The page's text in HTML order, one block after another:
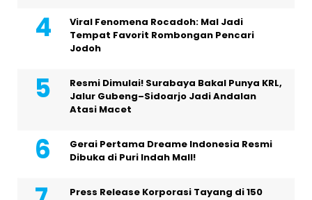
Viral Fenomena Rocadoh: Mal Jadi
Tempat Favorit Rombongan Pencari
Jodoh
Resmi Dimulai! Surabaya Bakal Punya KRL,
Jalur Gubeng–Sidoarjo Jadi Andalan
Atasi Macet
Gerai Pertama Dreame Indonesia Resmi
Dibuka di Puri Indah Mall!
Press Release Korporasi Tayang di 150